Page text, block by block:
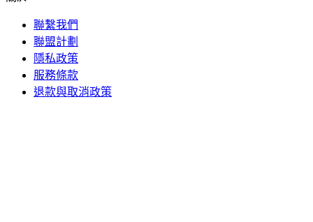
聯繫我們
聯盟計劃
隱私政策
服務條款
退款與取消政策